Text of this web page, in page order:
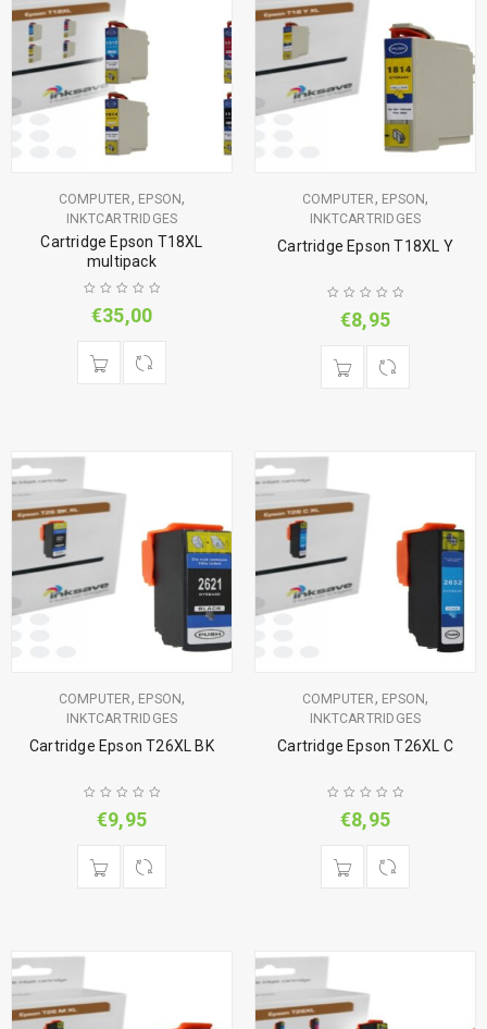
COMPUTER, EPSON,
INKTCARTRIDGES
Cartridge Epson T18XL
multipack
€35,00
COMPUTER, EPSON,
INKTCARTRIDGES
Cartridge Epson T18XL Y
€8,95
COMPUTER, EPSON,
INKTCARTRIDGES
Cartridge Epson T26XL BK
€9,95
COMPUTER, EPSON,
INKTCARTRIDGES
Cartridge Epson T26XL C
€8,95